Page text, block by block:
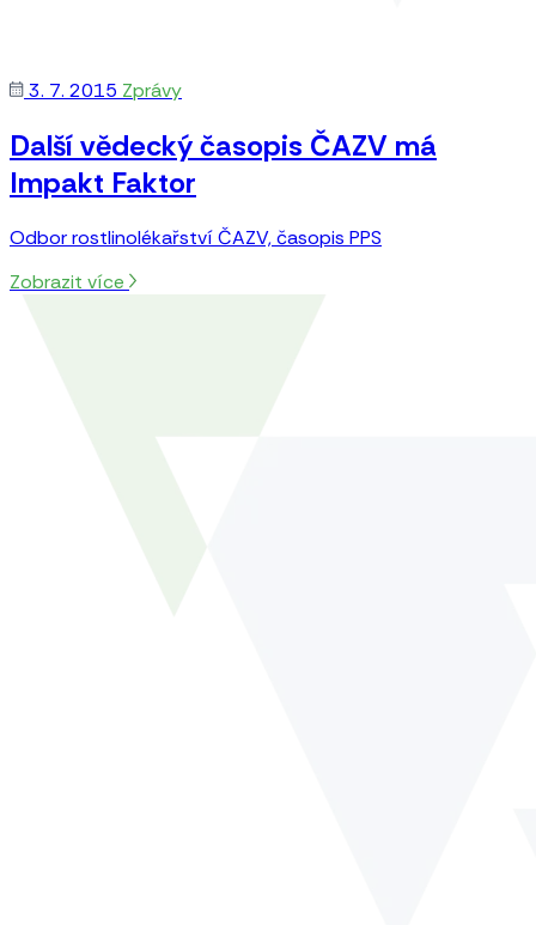
3. 7. 2015 Zprávy
Další vědecký časopis ČAZV má
Impakt Faktor
Odbor rostlinolékařství ČAZV, časopis PPS
Zobrazit více